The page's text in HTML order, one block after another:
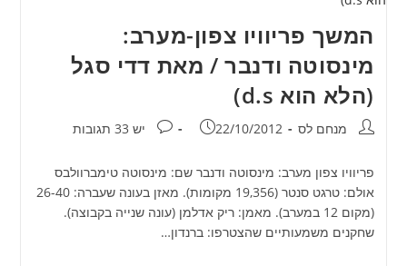
המשך פריוויו צפון-מערב:
מינסוטה ודנבר / מאת דדי סגל
(הלא הוא d.s)
מחבר:מנחם לס פורסם:
22/10/2012 תגובות:
יש 33 תגובות
פריוויו צפון מערב: מינסוטה ודנבר שם: מינסוטה טימברוולבס
אולם: טרגט סנטר (19,356 מקומות). מאזן בעונה שעברה: 26-40
(מקום 12 במערב). מאמן: ריק אדלמן (עונה שנייה בקבוצה).
שחקנים משמעותיים שהצטרפו: ברנדון…